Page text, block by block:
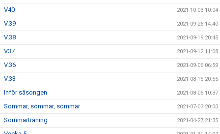
V40 2021-10-03 10:04
V.39 2021-09-26 14:40
V.38 2021-09-19 20:45
V37 2021-09-12 11:08
V.36 2021-09-06 06:59
V.33 2021-08-15 20:55
Inför säsongen 2021-08-05 10:37
Sommar, sommar, sommar 2021-07-03 20:00
Sommarträning 2021-04-27 21:35